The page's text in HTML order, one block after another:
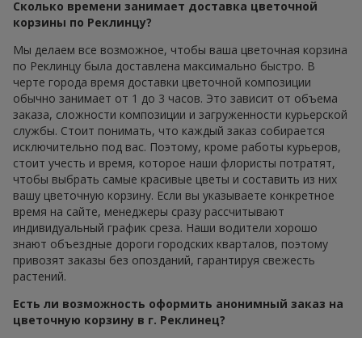
Сколько времени занимает доставка цветочной
корзины по Реклинцу?
Мы делаем все возможное, чтобы ваша цветочная корзина
по Реклинцу была доставлена максимально быстро. В
черте города время доставки цветочной композиции
обычно занимает от 1 до 3 часов. Это зависит от объема
заказа, сложности композиции и загруженности курьерской
службы. Стоит понимать, что каждый заказ собирается
исключительно под вас. Поэтому, кроме работы курьеров,
стоит учесть и время, которое наши флористы потратят,
чтобы выбрать самые красивые цветы и составить из них
вашу цветочную корзину. Если вы указываете конкретное
время на сайте, менеджеры сразу рассчитывают
индивидуальный график среза. Наши водители хорошо
знают объездные дороги городских кварталов, поэтому
привозят заказы без опозданий, гарантируя свежесть
растений.
Есть ли возможность оформить анонимный заказ на
цветочную корзину в г. Реклинец?